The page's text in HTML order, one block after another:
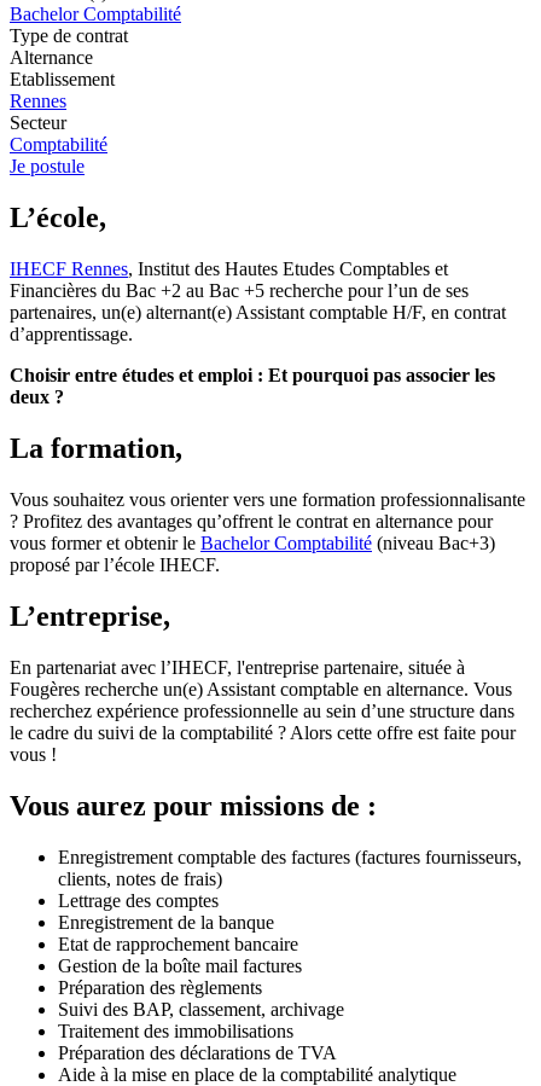
Bachelor Comptabilité
Type de contrat
Alternance
Etablissement
Rennes
Secteur
Comptabilité
Je postule
L’école,
IHECF Rennes, Institut des Hautes Etudes Comptables et
Financières du Bac +2 au Bac +5 recherche pour l’un de ses
partenaires, un(e) alternant(e) Assistant comptable H/F, en contrat
d’apprentissage.
Choisir entre études et emploi : Et pourquoi pas associer les
deux ?
La formation,
Vous souhaitez vous orienter vers une formation professionnalisante
? Profitez des avantages qu’offrent le contrat en alternance pour
vous former et obtenir le Bachelor Comptabilité (niveau Bac+3)
proposé par l’école IHECF.
L’entreprise,
En partenariat avec l’IHECF, l'entreprise partenaire, située à
Fougères recherche un(e) Assistant comptable en alternance. Vous
recherchez expérience professionnelle au sein d’une structure dans
le cadre du suivi de la comptabilité ? Alors cette offre est faite pour
vous !
Vous aurez pour missions de :
Enregistrement comptable des factures (factures fournisseurs,
clients, notes de frais)
Lettrage des comptes
Enregistrement de la banque
Etat de rapprochement bancaire
Gestion de la boîte mail factures
Préparation des règlements
Suivi des BAP, classement, archivage
Traitement des immobilisations
Préparation des déclarations de TVA
Aide à la mise en place de la comptabilité analytique